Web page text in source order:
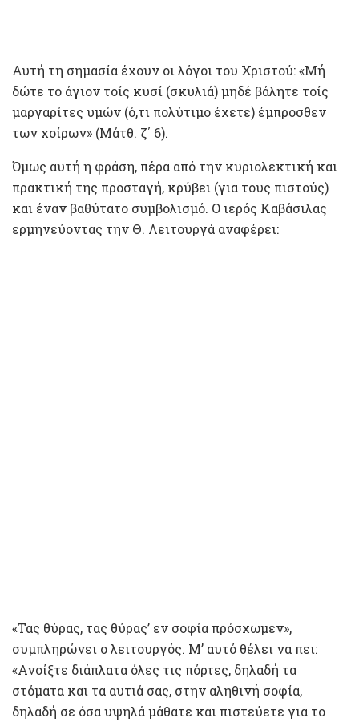
Αυτή τη σημασία έχουν οι λόγοι του Χριστού: «Μή
δώτε το άγιον τοίς κυσί (σκυλιά) μηδέ βάλητε τοίς
μαργαρίτες υμών (ό,τι πολύτιμο έχετε) έμπροσθεν
των χοίρων» (Μάτθ. ζ΄ 6).
Όμως αυτή η φράση, πέρα από την κυριολεκτική και
πρακτική της προσταγή, κρύβει (για τους πιστούς)
και έναν βαθύτατο συμβολισμό. Ο ιερός Καβάσιλας
ερμηνεύοντας την Θ. Λειτουργά αναφέρει:
«Τας θύρας, τας θύρας’ εν σοφία πρόσχωμεν»,
συμπληρώνει ο λειτουργός. Μ’ αυτό θέλει να πει:
«Ανοίξτε διάπλατα όλες τις πόρτες, δηλαδή τα
στόματα και τα αυτιά σας, στην αληθινή σοφία,
δηλαδή σε όσα υψηλά μάθατε και πιστεύετε για το